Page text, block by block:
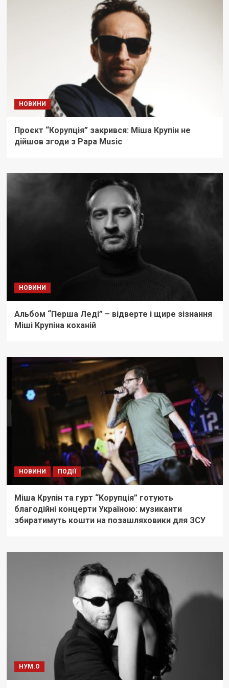
НОВИНИ
Проєкт “Корупція” закрився: Міша Крупін не
дійшов згоди з Papa Music
НОВИНИ
Альбом “Перша Леді” – відверте і щире зізнання
Міші Крупіна коханій
НОВИНИ ПОДІЇ
Міша Крупін та гурт “Корупція” готують
благодійні концерти Україною: музиканти
збиратимуть кошти на позашляховики для ЗСУ
НУМ.О